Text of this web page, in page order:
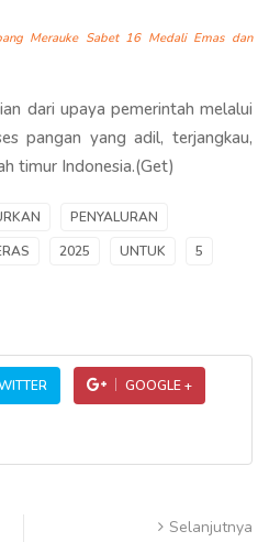
Merauke Sabet 16 Medali Emas dan
dari upaya pemerintah melalui
pangan yang adil, terjangkau,
timur Indonesia.(Get)
PENYALURAN
2025 UNTUK
5
GOOGLE +
Selanjutnya